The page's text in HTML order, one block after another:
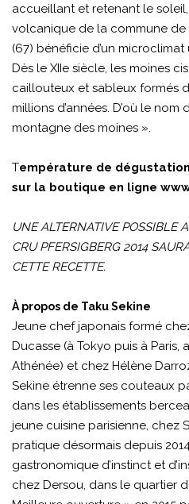
accueillant et retenant le
volcanique de la commune de
(67) bénéficie d’un microclimat
Dès le XIIe siècle, les moines
caillouteux et sableux formés
millions d’années. D’où le
montagne des moines ».
Température de dégustation
sur la boutique en ligne
UNE ALTERNATIVE POSSIBLE
CRU PFERSIGBERG 2014
CETTE RECETTE.
À propos de Taku Sekine
Jeune chef japonais formé
Ducasse (à Tokyo puis à Paris,
Athénée) et chez Hélène
Sekine étrenne ses couteaux
dans les établissements
jeune cuisine parisienne, chez
pratique désormais depuis
gastronomique d’instinct et
chez Dersou, dans le quartier